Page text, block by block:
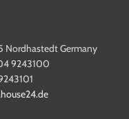
Nordhastedt Germany
9243100